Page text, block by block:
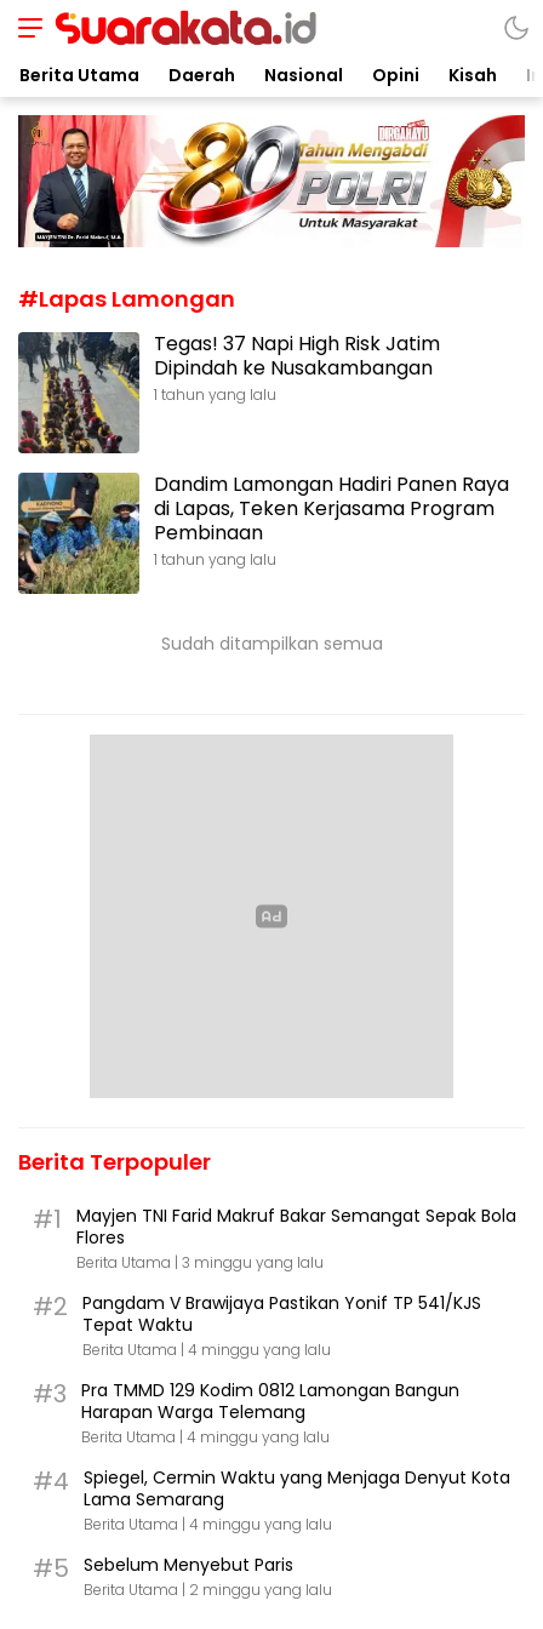
Suarakata.id
Kata Bicara Suara Bergerak
Berita Utama Daerah Nasional Opini Kisah
#Lapas Lamongan
Tegas! 37 Napi High Risk Jatim
Dipindah ke Nusakambangan
1 tahun yang lalu
Dandim Lamongan Hadiri Panen Raya
di Lapas, Teken Kerjasama Program
Pembinaan
1 tahun yang lalu
Sudah ditampilkan semua
Berita Terpopuler
#1
Mayjen TNI Farid Makruf Bakar Semangat Sepak Bola
Flores
Berita Utama | 3 minggu yang lalu
#2
Pangdam V Brawijaya Pastikan Yonif TP 541/KJS
Tepat Waktu
Berita Utama | 4 minggu yang lalu
#3
Pra TMMD 129 Kodim 0812 Lamongan Bangun
Harapan Warga Telemang
Berita Utama | 4 minggu yang lalu
#4
Spiegel, Cermin Waktu yang Menjaga Denyut Kota
Lama Semarang
Berita Utama | 4 minggu yang lalu
#5 Sebelum Menyebut Paris
Berita Utama | 2 minggu yang lalu